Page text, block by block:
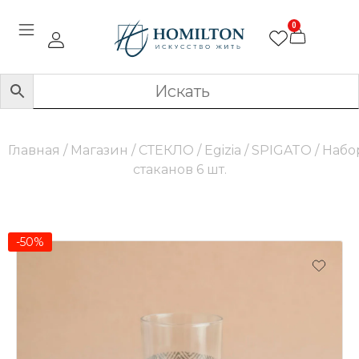
0
Главная / Магазин / СТЕКЛО / Egizia / SPIGATO /
стаканов 6 шт.
-50%